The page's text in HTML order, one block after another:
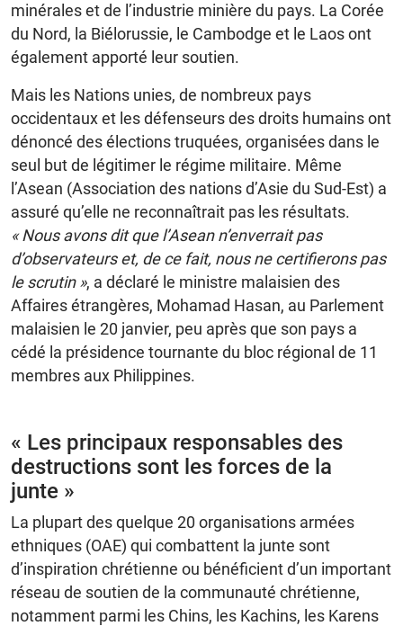
minérales et de l’industrie minière du pays. La Corée
du Nord, la Biélorussie, le Cambodge et le Laos ont
également apporté leur soutien.
Mais les Nations unies, de nombreux pays
occidentaux et les défenseurs des droits humains ont
dénoncé des élections truquées, organisées dans le
seul but de légitimer le régime militaire. Même
l’Asean (Association des nations d’Asie du Sud-Est) a
assuré qu’elle ne reconnaîtrait pas les résultats.
« Nous avons dit que l’Asean n’enverrait pas
d’observateurs et, de ce fait, nous ne certifierons pas
le scrutin », a déclaré le ministre malaisien des
Affaires étrangères, Mohamad Hasan, au Parlement
malaisien le 20 janvier, peu après que son pays a
cédé la présidence tournante du bloc régional de 11
membres aux Philippines.
« Les principaux responsables des
destructions sont les forces de la
junte »
La plupart des quelque 20 organisations armées
ethniques (OAE) qui combattent la junte sont
d’inspiration chrétienne ou bénéficient d’un important
réseau de soutien de la communauté chrétienne,
notamment parmi les Chins, les Kachins, les Karens